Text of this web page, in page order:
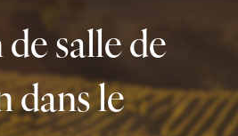
salle de
dans le